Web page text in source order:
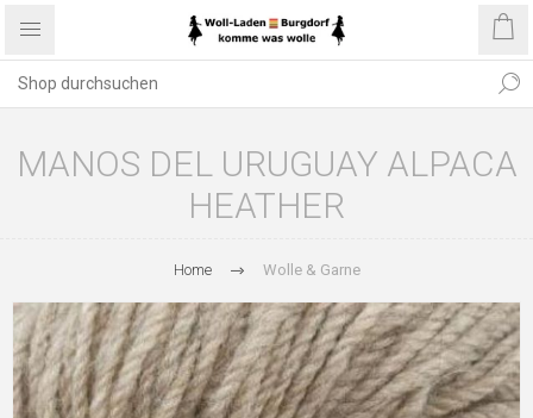
MANOS DEL URUGUAY ALPACA
HEATHER
Home Wolle & Garne